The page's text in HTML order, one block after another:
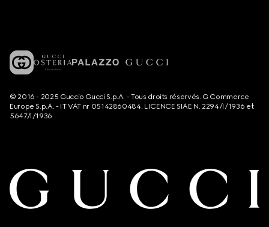
© 2016 - 2025 Guccio Gucci S.p.A. - Tous droits réservés. G Commerce
Europe S.p.A. - IT VAT nr 05142860484. LICENCE SIAE N. 2294/I/1936 et
5647/I/1936